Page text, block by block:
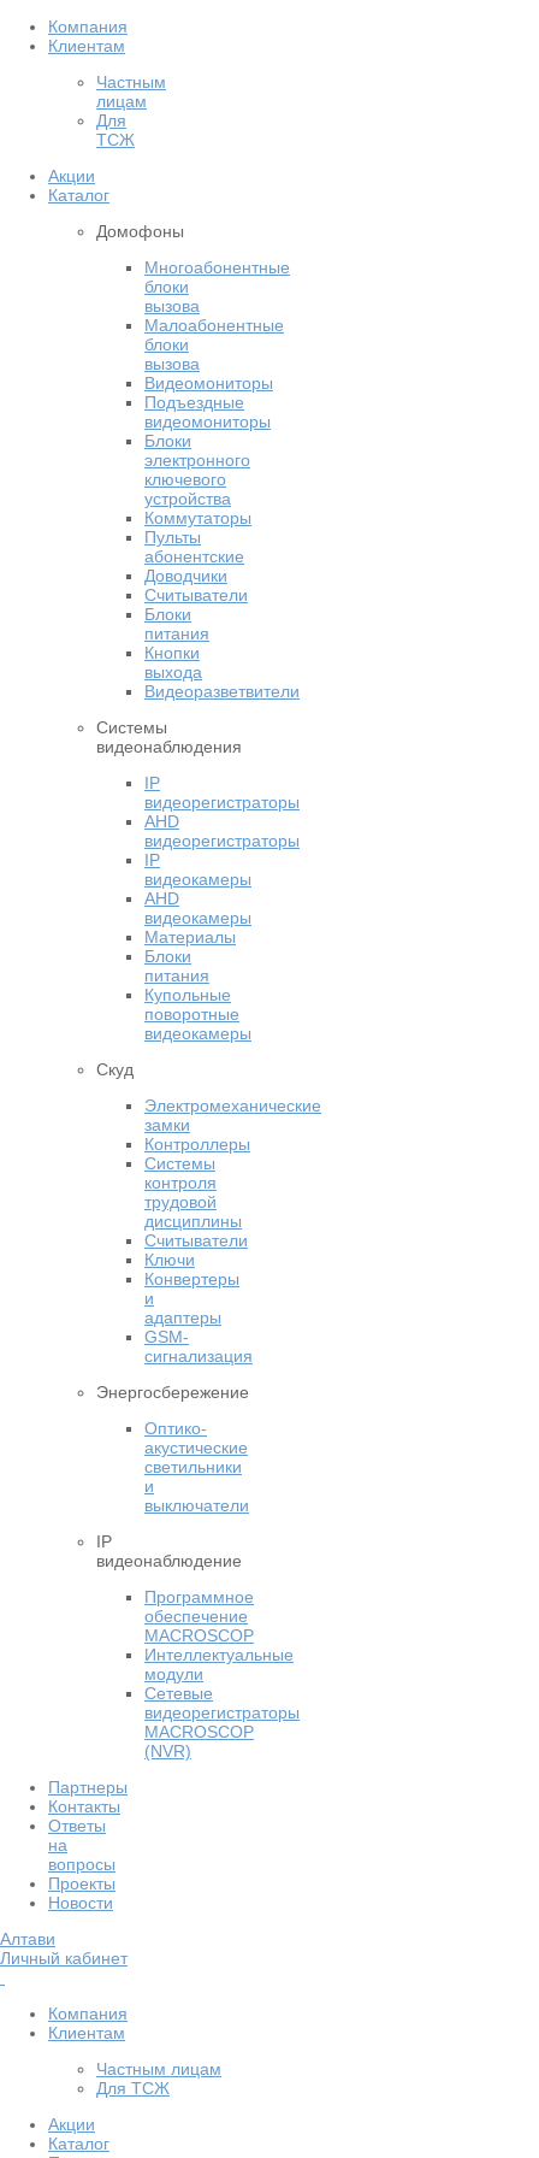
Компания
Клиентам
Частным
лицам
Для
ТСЖ
Акции
Каталог
Домофоны
Многоабонентные
блоки
вызова
Малоабонентные
блоки
вызова
Видеомониторы
Подъездные
видеомониторы
Блоки
электронного
ключевого
устройства
Коммутаторы
Пульты
абонентские
Доводчики
Считыватели
Блоки
питания
Кнопки
выхода
Видеоразветвители
Системы
видеонаблюдения
IP
видеорегистраторы
AHD
видеорегистраторы
IP
видеокамеры
AHD
видеокамеры
Материалы
Блоки
питания
Купольные
поворотные
видеокамеры
Скуд
Электромеханические
замки
Контроллеры
Системы
контроля
трудовой
дисциплины
Считыватели
Ключи
Конвертеры
и
адаптеры
GSM-
сигнализация
Энергосбережение
Оптико-
акустические
светильники
и
выключатели
IP
видеонаблюдение
Программное
обеспечение
MACROSCOP
Интеллектуальные
модули
Сетевые
видеорегистраторы
MACROSCOP
(NVR)
Партнеры
Контакты
Ответы
на
вопросы
Проекты
Новости
Алтави
Личный кабинет
Компания
Клиентам
Частным лицам
Для ТСЖ
Акции
Каталог